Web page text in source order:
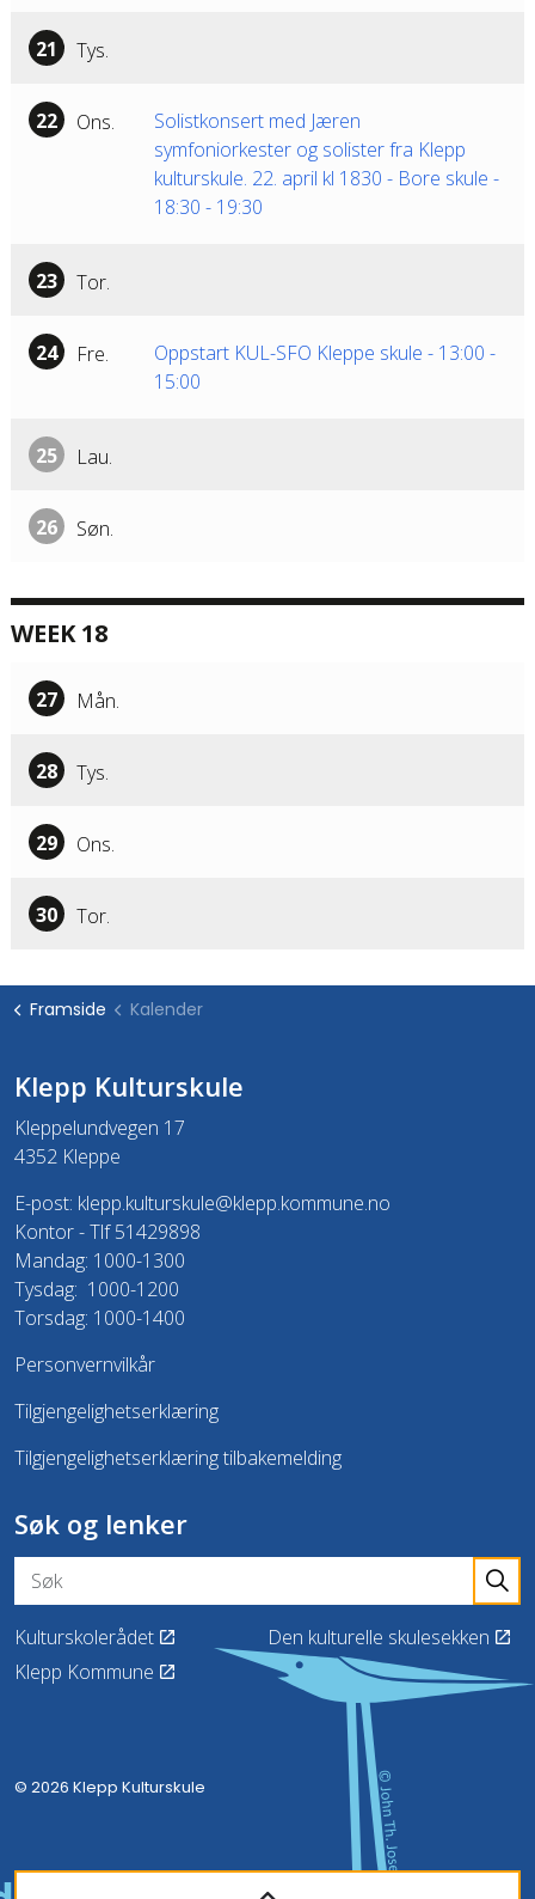
21 Tys.
22 Ons.
Solistkonsert med Jæren
symfoniorkester og solister fra Klepp
kulturskule. 22. april kl 1830 - Bore skule -
18:30 - 19:30
23 Tor.
24 Fre. Oppstart KUL-SFO Kleppe skule - 13:00 -
15:00
25 Lau.
26 Søn.
WEEK 18
27 Mån.
28 Tys.
29 Ons.
30 Tor.
Framside Kalender
Klepp Kulturskule
Kleppelundvegen 17
4352 Kleppe
E-post: klepp.kulturskule@klepp.kommune.no
Kontor - Tlf 51429898
Mandag: 1000-1300
Tysdag: 1000-1200
Torsdag: 1000-1400
Personvernvilkår
Tilgjengelighetserklæring
Tilgjengelighetserklæring tilbakemelding
Søk og lenker
Kulturskolerådet
Den kulturelle skulesekken
Klepp Kommune
© 2026 Klepp Kulturskule